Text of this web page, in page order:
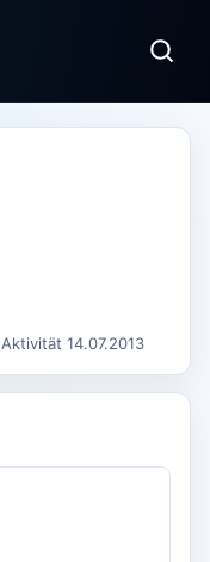
14.07.2013